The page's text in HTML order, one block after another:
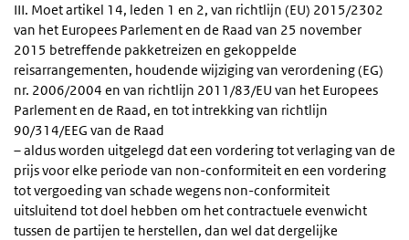
III. Moet artikel 14, leden 1 en 2, van richtlijn (EU) 2015/2302
van het Europees Parlement en de Raad van 25 november
2015 betreffende pakketreizen en gekoppelde
reisarrangementen, houdende wijziging van verordening (EG)
nr. 2006/2004 en van richtlijn 2011/83/EU van het Europees
Parlement en de Raad, en tot intrekking van richtlijn
90/314/EEG van de Raad
– aldus worden uitgelegd dat een vordering tot verlaging van de
prijs voor elke periode van non-conformiteit en een vordering
tot vergoeding van schade wegens non-conformiteit
uitsluitend tot doel hebben om het contractuele evenwicht
tussen de partijen te herstellen, dan wel dat dergelijke